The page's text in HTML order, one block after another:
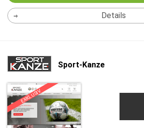
Details
Sport-Kanze
EXKLUSIV